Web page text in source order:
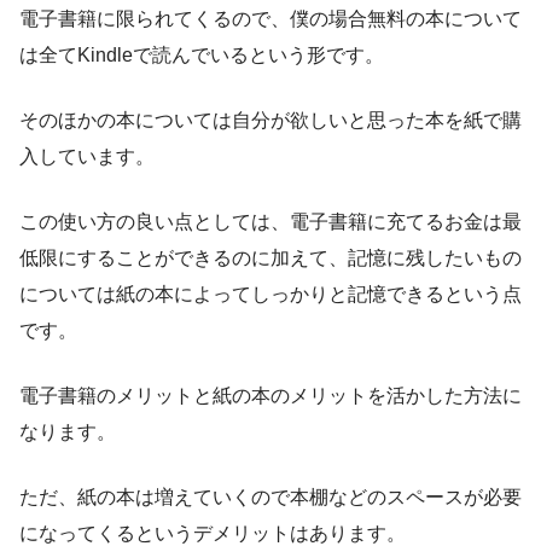
電子書籍に限られてくるので、僕の場合無料の本について
は全てKindleで読んでいるという形です。
そのほかの本については自分が欲しいと思った本を紙で購
入しています。
この使い方の良い点としては、電子書籍に充てるお金は最
低限にすることができるのに加えて、記憶に残したいもの
については紙の本によってしっかりと記憶できるという点
です。
電子書籍のメリットと紙の本のメリットを活かした方法に
なります。
ただ、紙の本は増えていくので本棚などのスペースが必要
になってくるというデメリットはあります。